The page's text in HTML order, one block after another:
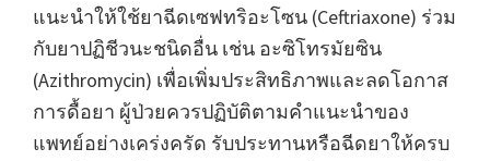
แนะนำให้ใช้ยาฉีดเซฟทริอะโซน (Ceftriaxone) ร่วม
กับยาปฏิชีวนะชนิดอื่น เช่น อะซิโทรมัยซิน
(Azithromycin) เพื่อเพิ่มประสิทธิภาพและลดโอกาส
การดื้อยา ผู้ป่วยควรปฏิบัติตามคำแนะนำของ
แพทย์อย่างเคร่งครัด รับประทานหรือฉีดยาให้ครบ